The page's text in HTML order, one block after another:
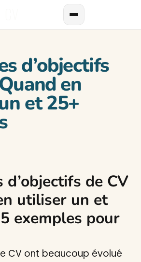
d’objectifs
en
et 25+
d’objectifs de CV
utiliser un et
exemples pour
CV ont beaucoup évolué